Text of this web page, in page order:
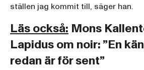
ställen jag kommit till, säger han.
Läs också: Mons
Lapidus om noir: ”En
redan är för sent”